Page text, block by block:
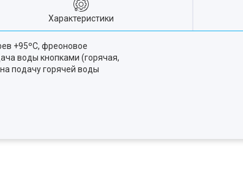
Характеристики
+95ºС, фреоновое
воды кнопками (горячая,
подачу горячей воды